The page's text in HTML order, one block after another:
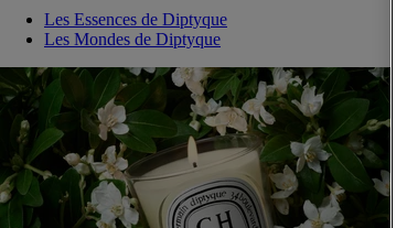
Les Essences de Diptyque
Les Mondes de Diptyque